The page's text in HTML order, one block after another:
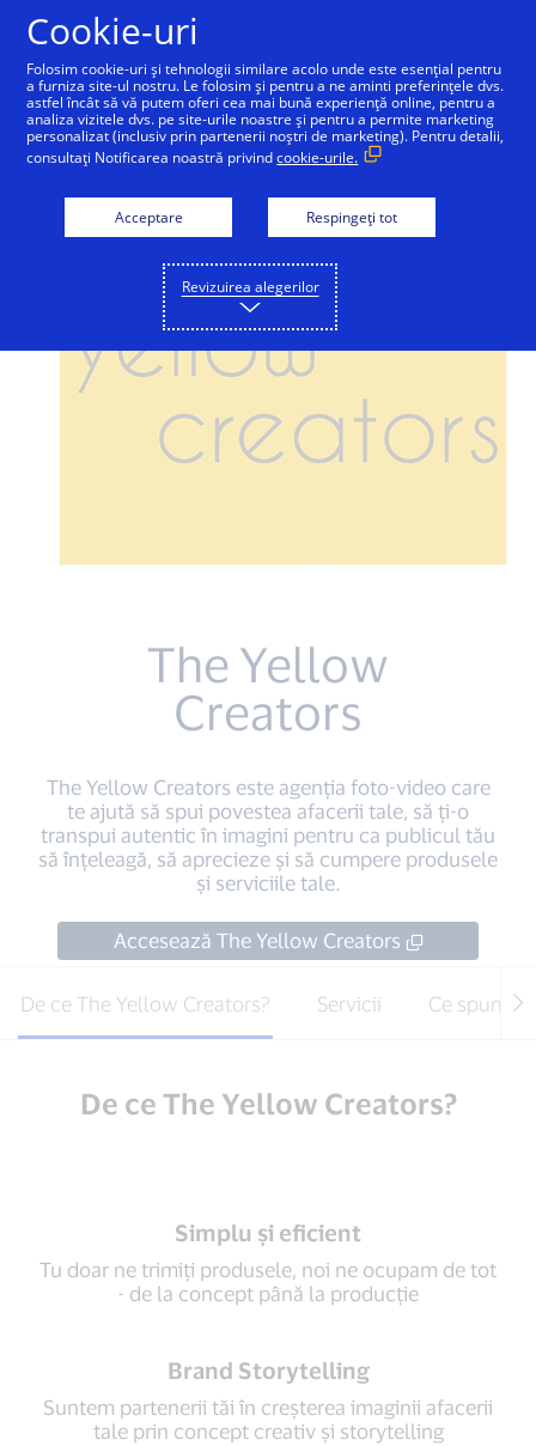
The Yellow
Creators
The Yellow Creators este agenția foto-video care
te ajută să spui povestea afacerii tale, să ți-o
transpui autentic în imagini pentru ca publicul tău
să înțeleagă, să aprecieze și să cumpere produsele
și serviciile tale.
Accesează The Yellow Creators
De ce The Yellow Creators? Servicii Ce spun
De ce The Yellow Creators?
Simplu și eficient
Tu doar ne trimiți produsele, noi ne ocupam de tot
- de la concept până la producție
Brand Storytelling
Suntem partenerii tăi în creșterea imaginii afacerii
tale prin concept creativ și storytelling
Cookie-uri
Folosim cookie-uri și tehnologii similare acolo unde este esențial pentru
a furniza site-ul nostru. Le folosim și pentru a ne aminti preferințele dvs.
astfel încât să vă putem oferi cea mai bună experiență online, pentru a
analiza vizitele dvs. pe site-urile noastre și pentru a permite marketing
personalizat (inclusiv prin partenerii noștri de marketing). Pentru detalii,
consultați Notificarea noastră privindcookie-urile.
Acceptare Respingeți tot
Revizuirea alegerilor